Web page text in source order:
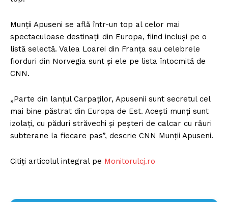
Munții Apuseni se află într-un top al celor mai
spectaculoase destinații din Europa, fiind incluși pe o
listă selectă. Valea Loarei din Franța sau celebrele
fiorduri din Norvegia sunt și ele pe lista întocmită de
CNN.
„Parte din lanțul Carpaților, Apusenii sunt secretul cel
mai bine păstrat din Europa de Est. Acești munți sunt
izolați, cu păduri străvechi și peșteri de calcar cu râuri
subterane la fiecare pas”, descrie CNN Munții Apuseni.
Citiți articolul integral pe Monitorulcj.ro